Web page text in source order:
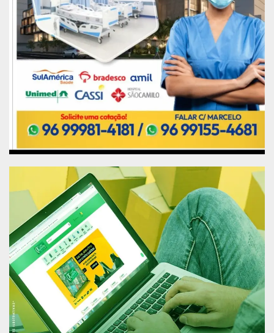
profissionalmente”, exemplificou Diego,
acrescentando, “repasso como sugestão os
cursos de autoconhecimento, porque nesse
momento de pandemia é muito importante
mantermos o equilíbrio mental para enfrentarmos
os incômodos que possam vir com a pandemia.
Portanto, aproveitem os cursos que estão
disponíveis pela EJAP”, finalizou.